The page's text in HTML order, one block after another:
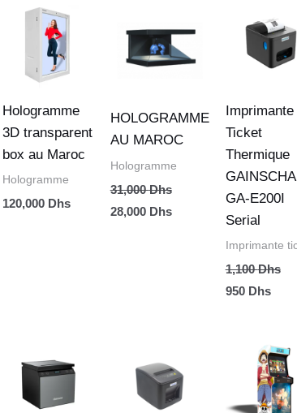
Hologramme
3D transparent
box au Maroc
Hologramme
120,000 Dhs
HOLOGRAMME
AU MAROC
Hologramme
31,000Dhs
initial
était :
31,000 Dhs.
28,000 Dhs
actuel
est :
28,000 Dhs.
Imprimante
Ticket
Thermique
GAINSCHA
GA-E200I
Serial
Imprimante
1,100Dhs
initial
était :
1,100 Dhs.
950 Dhs
prix
est :
950
prix
initial
était :
1,900 Dhs.
prix
actuel
est :
1,650 Dhs.